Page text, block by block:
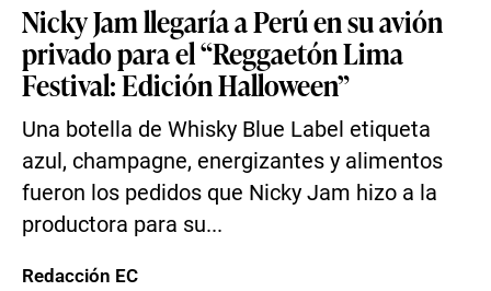
Nicky Jam llegaría a Perú en su avión
privado para el “Reggaetón Lima
Festival: Edición Halloween”
Una botella de Whisky Blue Label etiqueta
azul, champagne, energizantes y alimentos
fueron los pedidos que Nicky Jam hizo a la
productora para su...
Redacción EC